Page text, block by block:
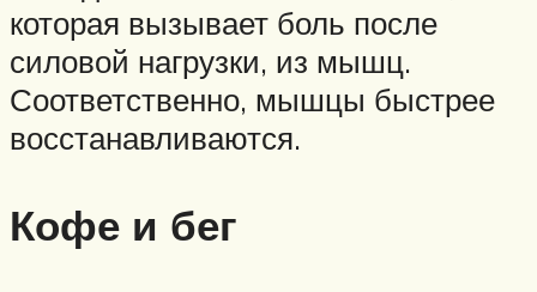
которая вызывает боль после
силовой нагрузки, из мышц.
Соответственно, мышцы быстрее
восстанавливаются.
Кофе и бег